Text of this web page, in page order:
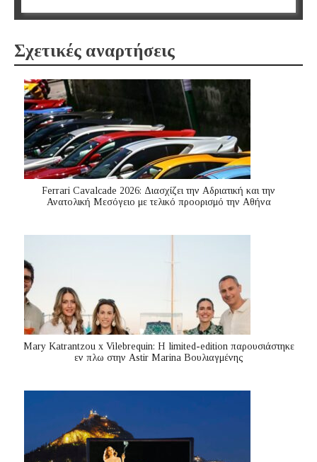
Σχετικές αναρτήσεις
Ferrari Cavalcade 2026: Διασχίζει την Αδριατική και την
Ανατολική Μεσόγειo με τελικό προορισμό την Αθήνα
Mary Katrantzou x Vilebrequin: Η limited-edition παρουσιάστηκε
εν πλω στην Astir Marina Βουλιαγμένης